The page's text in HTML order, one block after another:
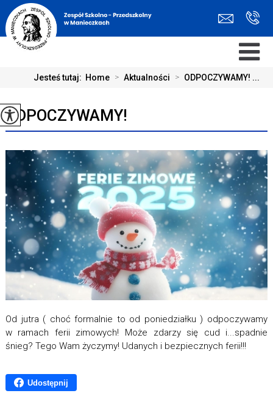
Jesteś tutaj: Home > Aktualności > ODPOCZYWAMY! ...
ODPOCZYWAMY!
Od jutra ( choć formalnie to od poniedziałku ) odpoczywamy
w ramach ferii zimowych! Może zdarzy się cud i...spadnie
śnieg? Tego Wam życzymy! Udanych i bezpiecznych ferii!!!
Udostępnij